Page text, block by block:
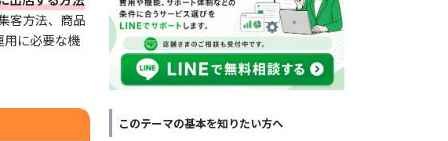
客方法、商品
用に必要な機
このテーマの基本を知りたい方へ